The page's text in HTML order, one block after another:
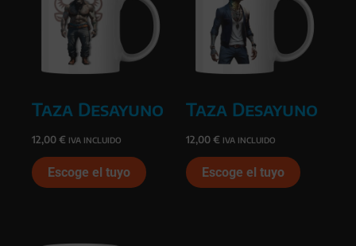
Taza Desayuno
12,00€ IVA INCLUIDO
Escoge el tuyo
Taza Desayuno
12,00€ IVA INCLUIDO
Escoge el tuyo